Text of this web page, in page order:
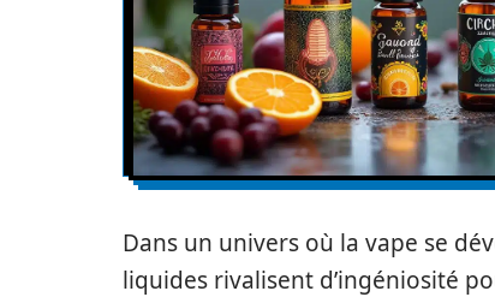
Dans un univers où la vape se
liquides rivalisent d’ingéniosité